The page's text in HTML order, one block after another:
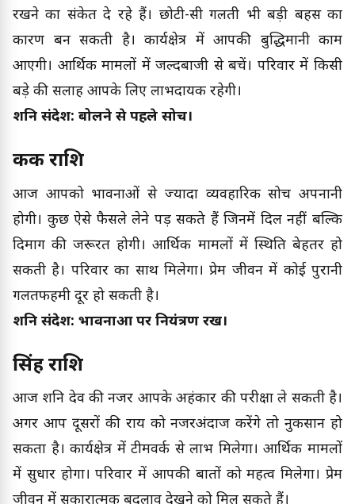
रखने का संकेत दे रहे हैं। छोटी-सी गलती भी बड़ी बहस का
कारण बन सकती है। कार्यक्षेत्र में आपकी बुद्धिमानी काम
आएगी। आर्थिक मामलों में जल्दबाजी से बचें। परिवार में किसी
बड़े की सलाह आपके लिए लाभदायक रहेगी।
शनि संदेश: बोलने से पहले सोचें।
कर्क राशि
आज आपको भावनाओं से ज्यादा व्यवहारिक सोच अपनानी
होगी। कुछ ऐसे फैसले लेने पड़ सकते हैं जिनमें दिल नहीं बल्कि
दिमाग की जरूरत होगी। आर्थिक मामलों में स्थिति बेहतर हो
सकती है। परिवार का साथ मिलेगा। प्रेम जीवन में कोई पुरानी
गलतफहमी दूर हो सकती है।
शनि संदेश: भावनाओं पर नियंत्रण रखें।
सिंह राशि
आज शनि देव की नजर आपके अहंकार की परीक्षा ले सकती है।
अगर आप दूसरों की राय को नजरअंदाज करेंगे तो नुकसान हो
सकता है। कार्यक्षेत्र में टीमवर्क से लाभ मिलेगा। आर्थिक मामलों
में सुधार होगा। परिवार में आपकी बातों को महत्व मिलेगा। प्रेम